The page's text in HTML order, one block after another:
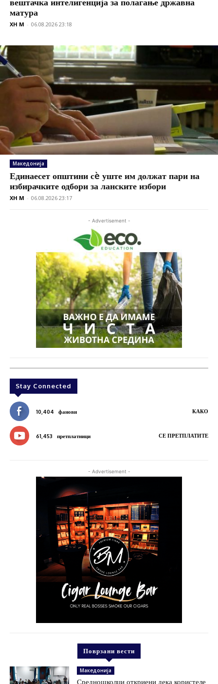
вештачка интелигенција за полагање државна
матура
XH M - 06.08.2026 23:18
Македонија
Единаесет општини сè уште им должат пари на
избирачките одбори за ланските избори
XH M - 06.08.2026 23:17
- Advertisement -
Stay Connected
10,404 фанови КАКО
61,453 претплатници СЕ ПРЕТПЛАТИТЕ
- Advertisement -
Поврзани вести
Македонија
Средношколци откриени дека користеле